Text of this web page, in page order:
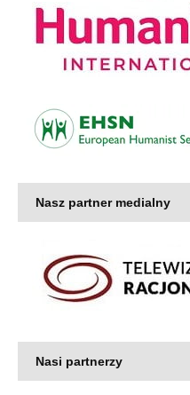
Nasz partner medialny
Nasi partnerzy